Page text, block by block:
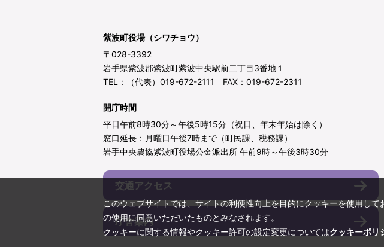
紫波町役場（シワチョウ）
〒028-3392
岩手県紫波郡紫波町紫波中央駅前二丁目3番地１
TEL：（代表）019-672-2111 FAX：019-672-2311
開庁時間
平日午前8時30分～午後5時15分（祝日、年末年始は除く）
窓口延長：月曜日午後7時まで（町民課、税務課）
岩手中央農協紫波町役場公金派出所 午前9時～午後3時30分
交通アクセス
庁舎案内
このウェブサイトでは、サイトの利便性向上を目的にクッキーを使用し
の使用に同意いただいたものとみなされます。
クッキーに関する情報やクッキー許可の設定変更についてはクッキーポリ